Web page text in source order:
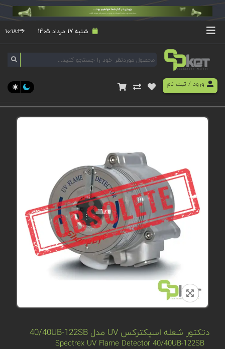
شنبه 17 مرداد 1405 ۱۰:۱۸:۳۶
ورود/ ثبت نام
دتکتور شعله اسپکترکس UV مدل 40/40UB-122SB
Spectrex UV Flame Detector 40/40UB-122SB